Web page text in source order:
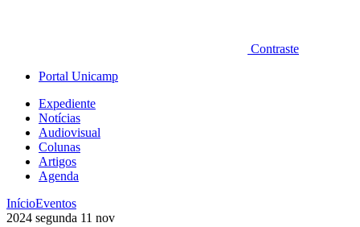
Contraste
Portal Unicamp
Expediente
Notícias
Audiovisual
Colunas
Artigos
Agenda
InícioEventos
2024 segunda 11 nov